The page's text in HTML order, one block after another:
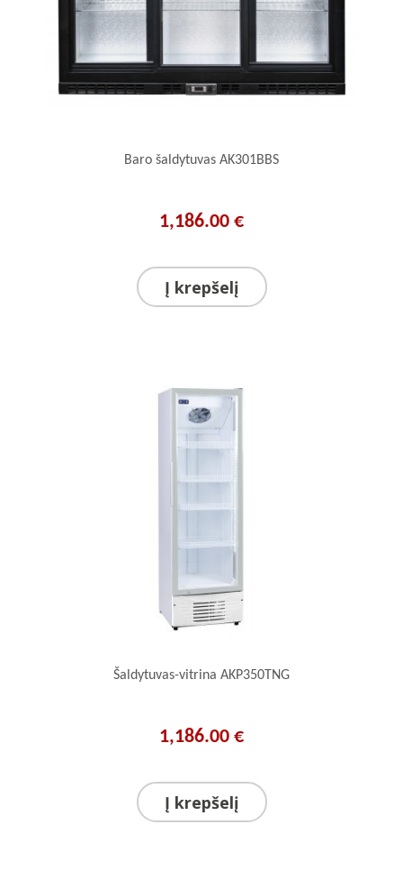
Baro šaldytuvas AK301BBS
1,186.00 €
Į krepšelį
Šaldytuvas-vitrina AKP350TNG
1,186.00 €
Į krepšelį